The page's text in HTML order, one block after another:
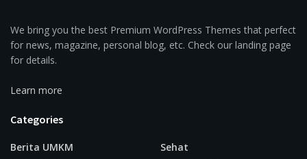
We bring you the best Premium WordPress Themes that perfect
for news, magazine, personal blog, etc. Check our landing page
for details.
Learn more
Categories
Berita UMKM
Sehat